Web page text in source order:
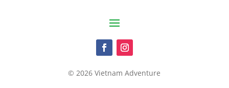
© 2026 Vietnam Adventure